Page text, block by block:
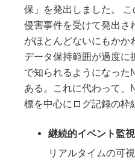
保」を発出しました。
侵害事件を受けて発出さ
がほとんどないにもかか
データ保持範囲が過度に
で知られるようになった
ある。これに代わって、
標を中心にログ記録の枠
継続的イベント監視
リアルタイムの可